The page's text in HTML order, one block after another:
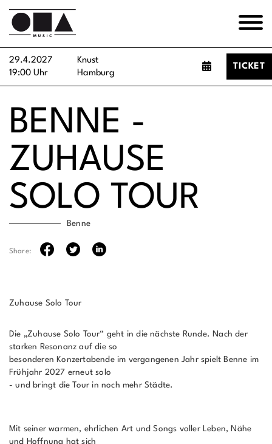
29.4.2027
19:00 Uhr
Knust
Hamburg
TICKET
BENNE -
ZUHAUSE
SOLO TOUR
Benne
Share:
Zuhause Solo Tour
Die „Zuhause Solo Tour“ geht in die nächste Runde. Nach der
starken Resonanz auf die so
besonderen Konzertabende im vergangenen Jahr spielt Benne im
Frühjahr 2027 erneut solo
- und bringt die Tour in noch mehr Städte.
Mit seiner warmen, ehrlichen Art und Songs voller Leben, Nähe
und Hoffnung hat sich